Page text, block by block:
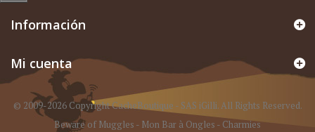
Información
Mi cuenta
© 2009-2026 Copyright CacheBoutique - SAS iGilli. All Rights Reserved.
Beware of Muggles - Mon Bar à Ongles - Charmies